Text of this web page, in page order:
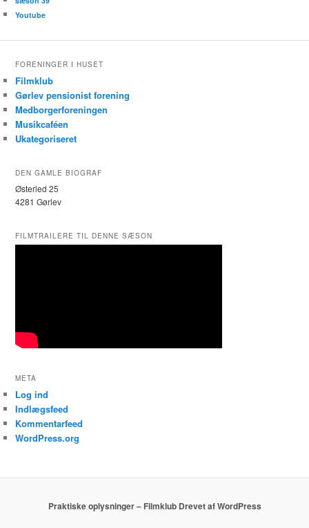
Youtube
FORENINGER I HUSET
Filmklub
Gørlev pensionist forening
Medborgerforeningen
Musikcaféen
Ukategoriseret
DEN GAMLE BIOGRAF
Østerled 25
4281 Gørlev
FILMTRAILERE TIL DENNE SÆSON
META
Log ind
Indlægsfeed
Kommentarfeed
WordPress.org
Praktiske oplysninger – Filmklub Drevet af WordPress